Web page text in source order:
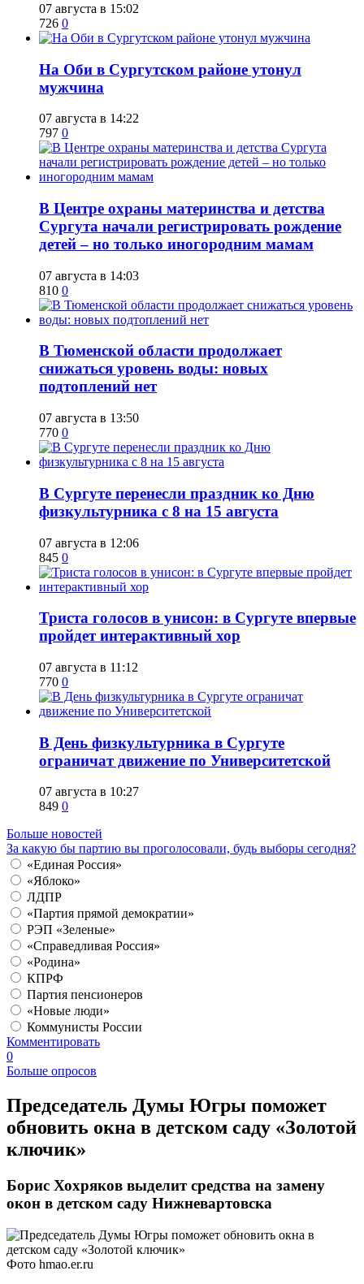
07 августа в 15:02
726 0
​На Оби в Сургутском районе утонул
мужчина
07 августа в 14:22
797 0
​В Центре охраны материнства и детства
Сургута начали регистрировать рождение
детей – но только иногородним мамам
07 августа в 14:03
810 0
​В Тюменской области продолжает
снижаться уровень воды: новых
подтоплений нет
07 августа в 13:50
770 0
​В Сургуте перенесли праздник ко Дню
физкультурника с 8 на 15 августа
07 августа в 12:06
845 0
​Триста голосов в унисон: в Сургуте впервые
пройдет интерактивный хор
07 августа в 11:12
770 0
​В День физкультурника в Сургуте
ограничат движение по Университетской
07 августа в 10:27
849 0
Больше новостей
За какую бы партию вы проголосовали, будь выборы сегодня?
«Единая Россия»
«Яблоко»
ЛДПР
«Партия прямой демократии»
РЭП «Зеленые»
«Справедливая Россия»
«Родина»
КПРФ
Партия пенсионеров
«Новые люди»
Коммунисты России
Комментировать
0
Больше опросов
Председатель Думы Югры поможет
обновить окна в детском саду «Золотой
ключик»
Борис Хохряков выделит средства на замену
окон в детском саду Нижневартовска
Фото hmao.er.ru